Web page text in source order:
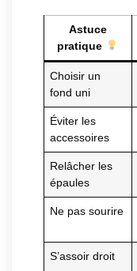
Astuce
pratique
Choisir un
fond uni
Éviter les
accessoires
Relâcher les
épaules
Ne pas sourire
S’assoir droit